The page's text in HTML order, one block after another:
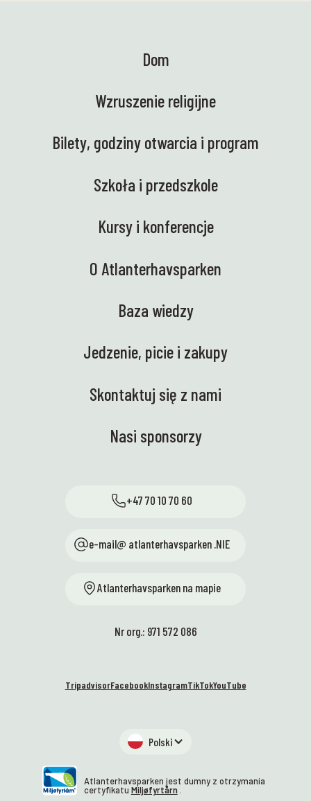
Dom
Wzruszenie religijne
Bilety, godziny otwarcia i program
Szkoła i przedszkole
Kursy i konferencje
O Atlanterhavsparken
Baza wiedzy
Jedzenie, picie i zakupy
Skontaktuj się z nami
Nasi sponsorzy
+47 70 10 70 60
e-mail@ atlanterhavsparken .NIE
Atlanterhavsparken na mapie
Nr org.: 971 572 086
TripadvisorFacebookInstagramTikTokYouTube
Polski
Atlanterhavsparken jest dumny z otrzymania
certyfikatu Miljøfyrtårn.